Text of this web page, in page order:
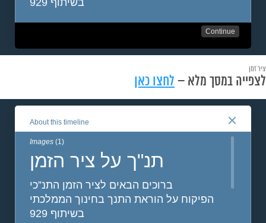
ציר זמן
לצפייה במסך מלא – לחצו כאן